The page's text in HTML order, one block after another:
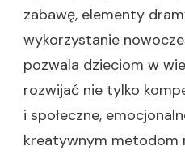
zabawę, elementy
wykorzystanie
pozwala dzieciom w
rozwijać nie tylko
i społeczne,
kreatywnym metodom